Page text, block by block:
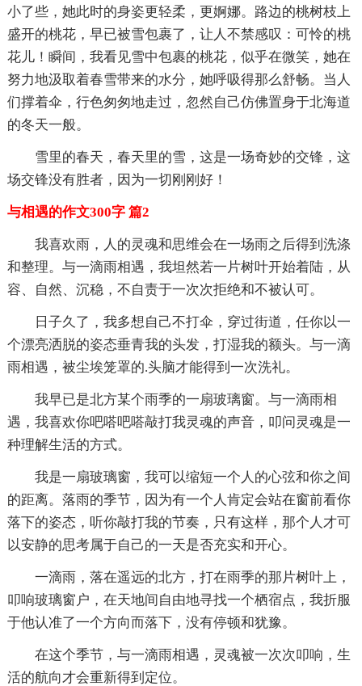
小了些，她此时的身姿更轻柔，更婀娜。路边的桃树枝上
盛开的桃花，早已被雪包裹了，让人不禁感叹：可怜的桃
花儿！瞬间，我看见雪中包裹的桃花，似乎在微笑，她在
努力地汲取着春雪带来的水分，她呼吸得那么舒畅。当人
们撑着伞，行色匆匆地走过，忽然自己仿佛置身于北海道
的冬天一般。
雪里的春天，春天里的雪，这是一场奇妙的交锋，这
场交锋没有胜者，因为一切刚刚好！
与相遇的作文300字 篇2
我喜欢雨，人的灵魂和思维会在一场雨之后得到洗涤
和整理。与一滴雨相遇，我坦然若一片树叶开始着陆，从
容、自然、沉稳，不自责于一次次拒绝和不被认可。
日子久了，我多想自己不打伞，穿过街道，任你以一
个漂亮洒脱的姿态垂青我的头发，打湿我的额头。与一滴
雨相遇，被尘埃笼罩的.头脑才能得到一次洗礼。
我早已是北方某个雨季的一扇玻璃窗。与一滴雨相
遇，我喜欢你吧嗒吧嗒敲打我灵魂的声音，叩问灵魂是一
种理解生活的方式。
我是一扇玻璃窗，我可以缩短一个人的心弦和你之间
的距离。落雨的季节，因为有一个人肯定会站在窗前看你
落下的姿态，听你敲打我的节奏，只有这样，那个人才可
以安静的思考属于自己的一天是否充实和开心。
一滴雨，落在遥远的北方，打在雨季的那片树叶上，
叩响玻璃窗户，在天地间自由地寻找一个栖宿点，我折服
于他认准了一个方向而落下，没有停顿和犹豫。
在这个季节，与一滴雨相遇，灵魂被一次次叩响，生
活的航向才会重新得到定位。